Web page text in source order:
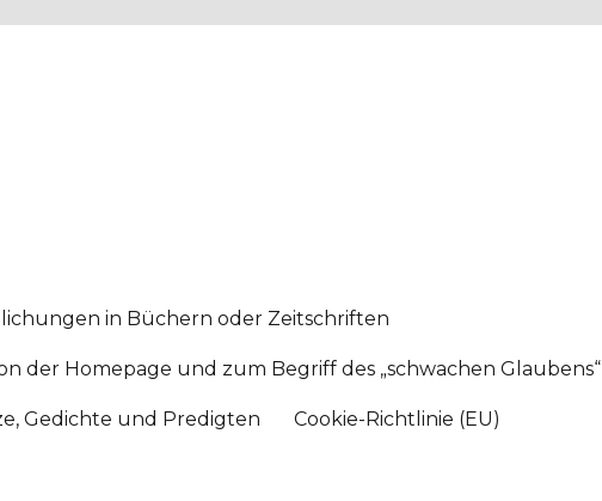
in Büchern oder Zeitschriften
der Homepage und zum Begriff des „schwachen Glaubens“
Gedichte und Predigten Cookie-Richtlinie (EU)